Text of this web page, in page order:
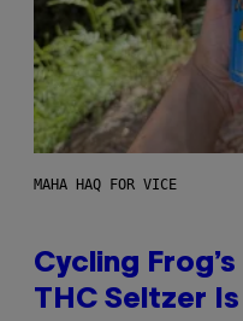
MAHA HAQ FOR VICE
Cycling
THC Seltzer